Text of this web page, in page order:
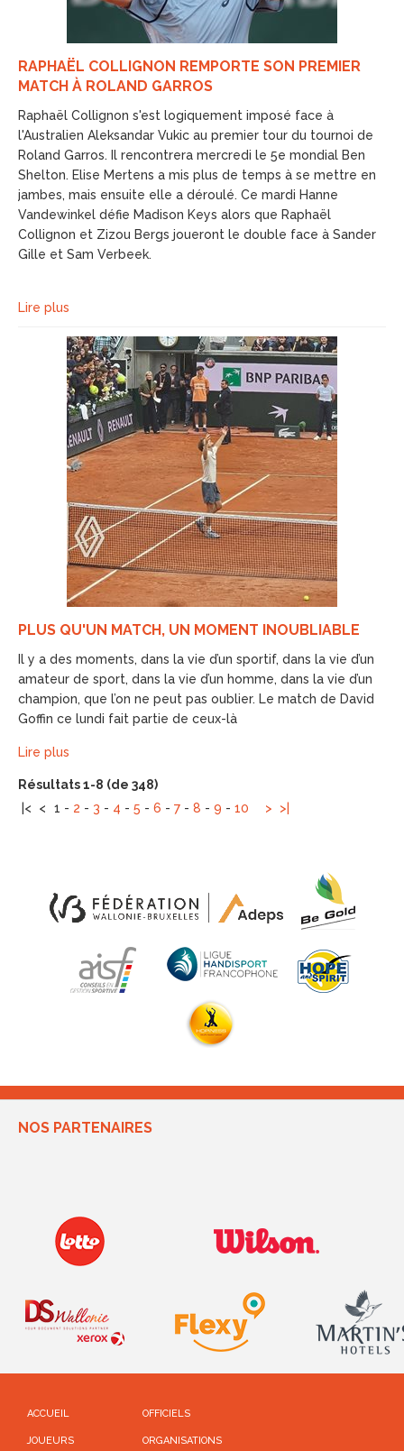
RAPHAËL COLLIGNON REMPORTE SON PREMIER
MATCH À ROLAND GARROS
Raphaël Collignon s'est logiquement imposé face à
l'Australien Aleksandar Vukic au premier tour du tournoi de
Roland Garros. Il rencontrera mercredi le 5e mondial Ben
Shelton. Elise Mertens a mis plus de temps à se mettre en
jambes, mais ensuite elle a déroulé. Ce mardi Hanne
Vandewinkel défie Madison Keys alors que Raphaël
Collignon et Zizou Bergs joueront le double face à Sander
Gille et Sam Verbeek.
Lire plus
PLUS QU'UN MATCH, UN MOMENT INOUBLIABLE
Il y a des moments, dans la vie d’un sportif, dans la vie d’un
amateur de sport, dans la vie d’un homme, dans la vie d’un
champion, que l’on ne peut pas oublier. Le match de David
Goffin ce lundi fait partie de ceux-là
Lire plus
Résultats 1-8 (de 348)
|< < 1 - 2 - 3 - 4 - 5 - 6 - 7 - 8 - 9 - 10 > >|
NOS PARTENAIRES
ACCUEIL
JOUEURS
OFFICIELS
ORGANISATIONS